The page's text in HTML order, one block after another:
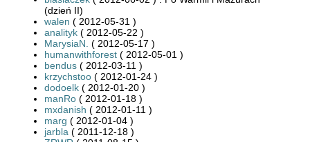
(dzień II)
walen ( 2012-05-31 )
analityk ( 2012-05-22 )
MarysiaN. ( 2012-05-17 )
humanwithforest ( 2012-05-01 )
bendus ( 2012-03-11 )
krzychstoo ( 2012-01-24 )
dodoelk ( 2012-01-20 )
manRo ( 2012-01-18 )
mxdanish ( 2012-01-11 )
marg ( 2012-01-04 )
jarbla ( 2011-12-18 )